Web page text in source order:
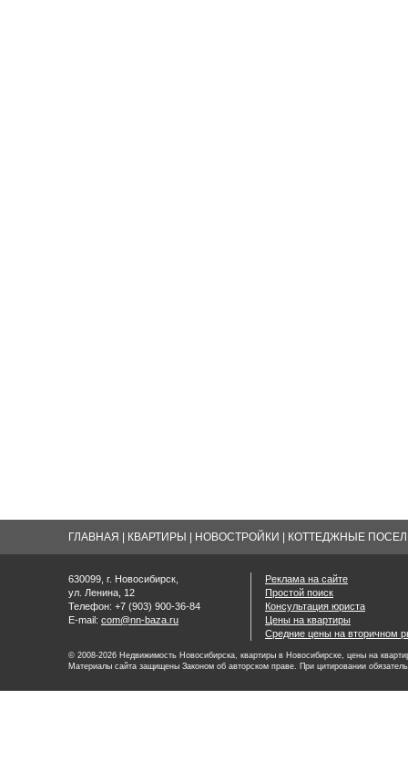
ГЛАВНАЯ КВАРТИРЫ НОВОСТРОЙКИ КОТТЕДЖНЫЕ
630099, г. Новосибирск,
ул. Ленина, 12
Телефон: +7 (903) 900-36-84
E-mail: com@nn-baza.ru
Реклама на сайте
Простой поиск
Консультация юриста
Цены на квартиры
Средние цены на вторичном
© 2008-2026 Недвижимость Новосибирска, квартиры в Новосибирске, цены на
Материалы сайта защищены Законом об авторском праве. При цитировании